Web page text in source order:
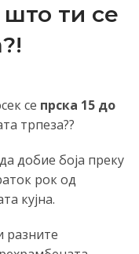
ти се
се прска 15 до
трпеза??
добие боја преку
рок од
кујна.
разните